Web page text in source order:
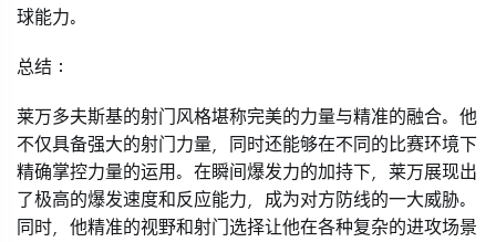
球能力。
总结：
莱万多夫斯基的射门风格堪称完美的力量与精准的融合。他
不仅具备强大的射门力量，同时还能够在不同的比赛环境下
精确掌控力量的运用。在瞬间爆发力的加持下，莱万展现出
了极高的爆发速度和反应能力，成为对方防线的一大威胁。
同时，他精准的视野和射门选择让他在各种复杂的进攻场景